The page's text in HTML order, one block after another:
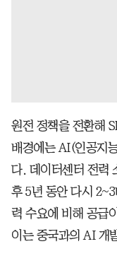
원전 정책을 전환해
배경에는 AI(인공지
다. 데이터센터 전력
후 5년 동안 다시
력 수요에 비해 공급
이는 중국과의 AI 개